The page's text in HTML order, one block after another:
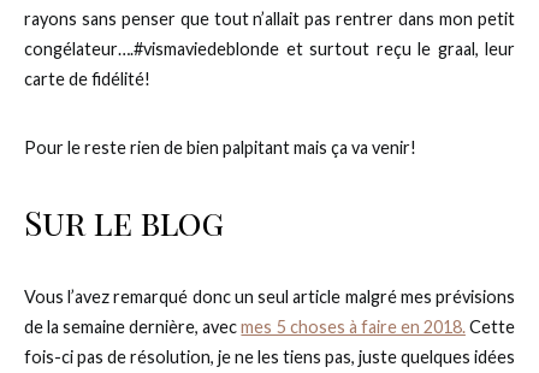
rayons sans penser que tout n’allait pas rentrer dans mon petit
congélateur….#vismaviedeblonde et surtout reçu le graal, leur
carte de fidélité!
Pour le reste rien de bien palpitant mais ça va venir!
Sur le blog
Vous l’avez remarqué donc un seul article malgré mes prévisions
de la semaine dernière, avecmes 5 choses à faire en 2018.Cette
fois-ci pas de résolution, je ne les tiens pas, juste quelques idées